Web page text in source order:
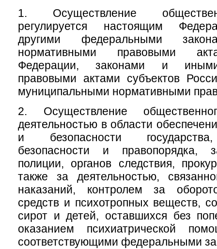
1. Осуществление
регулируется настоящим
другими федеральными
нормативными правовыми
Федерации, законами и
правовыми актами субъектов
муниципальными нормативными
2. Осуществление
деятельностью в области
и безопасности
безопасности и правопорядка,
полиции, органов следствия,
также за деятельностью,
наказаний, контролем за
средств и психотропных веществ,
сирот и детей, оставшихся без
оказанием психиатрической
соответствующими федеральными